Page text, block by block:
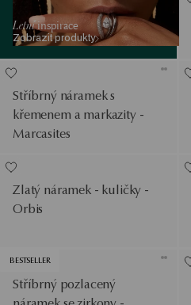
Letníinspirace
Zobrazit produkty
Stříbrný náramek s
křemenem a markazity -
Marcasites
Zlatý náramek - kuličky -
Orbis
BESTSELLER
Stříbrný pozlacený